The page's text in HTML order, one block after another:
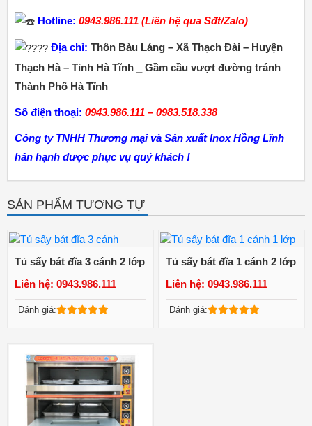
Hotline: 0943.986.111 (Liên hệ qua Sđt/Zalo)
Địa chỉ: Thôn Bàu Láng – Xã Thạch Đài – Huyện
Thạch Hà – Tỉnh Hà Tĩnh _ Gầm cầu vượt đường tránh
Thành Phố Hà Tĩnh
Số điện thoại: 0943.986.111 – 0983.518.338
Công ty TNHH Thương mại và Sản xuất Inox Hồng Lĩnh
hân hạnh được phục vụ quý khách !
SẢN PHẨM TƯƠNG TỰ
Xem chi tiết
Tủ sấy bát đĩa 3 cánh 2 lớp
Liên hệ: 0943.986.111
Đánh giá:
Xem chi tiết
Tủ sấy bát đĩa 1 cánh 2 lớp
Liên hệ: 0943.986.111
Đánh giá: